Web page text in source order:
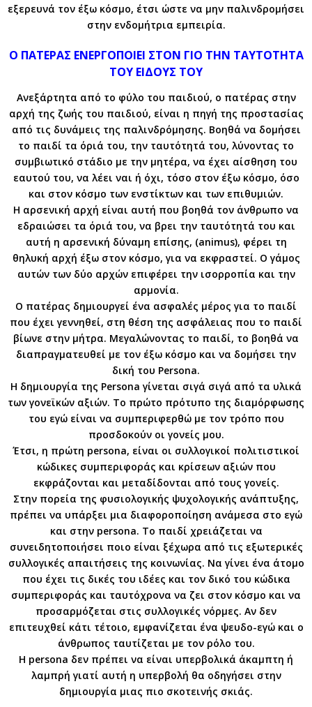
εξερευνά τον έξω κόσμο, έτσι ώστε να μην παλινδρομήσει
στην ενδομήτρια εμπειρία.
Ο ΠΑΤΕΡΑΣ ΕΝΕΡΓΟΠΟΙΕΙ ΣΤΟΝ ΓΙΟ ΤΗΝ ΤΑΥΤΟΤΗΤΑ
ΤΟΥ ΕΙΔΟΥΣ ΤΟΥ
Ανεξάρτητα από το φύλο του παιδιού, ο πατέρας στην
αρχή της ζωής του παιδιού, είναι η πηγή της προστασίας
από τις δυνάμεις της παλινδρόμησης. Βοηθά να δομήσει
το παιδί τα όριά του, την ταυτότητά του, λύνοντας το
συμβιωτικό στάδιο με την μητέρα, να έχει αίσθηση του
εαυτού του, να λέει ναι ή όχι, τόσο στον έξω κόσμο, όσο
και στον κόσμο των ενστίκτων και των επιθυμιών.
Η αρσενική αρχή είναι αυτή που βοηθά τον άνθρωπο να
εδραιώσει τα όριά του, να βρει την ταυτότητά του και
αυτή η αρσενική δύναμη επίσης, (animus), φέρει τη
θηλυκή αρχή έξω στον κόσμο, για να εκφραστεί. Ο γάμος
αυτών των δύο αρχών επιφέρει την ισορροπία και την
αρμονία.
Ο πατέρας δημιουργεί ένα ασφαλές μέρος για το παιδί
που έχει γεννηθεί, στη θέση της ασφάλειας που το παιδί
βίωνε στην μήτρα. Μεγαλώνοντας το παιδί, το βοηθά να
διαπραγματευθεί με τον έξω κόσμο και να δομήσει την
δική του Persona.
Η δημιουργία της Persona γίνεται σιγά σιγά από τα υλικά
των γονεϊκών αξιών. Το πρώτο πρότυπο της διαμόρφωσης
του εγώ είναι να συμπεριφερθώ με τον τρόπο που
προσδοκούν οι γονείς μου.
Έτσι, η πρώτη persona, είναι οι συλλογικοί πολιτιστικοί
κώδικες συμπεριφοράς και κρίσεων αξιών που
εκφράζονται και μεταδίδονται από τους γονείς.
Στην πορεία της φυσιολογικής ψυχολογικής ανάπτυξης,
πρέπει να υπάρξει μια διαφοροποίηση ανάμεσα στο εγώ
και στην persona. Το παιδί χρειάζεται να
συνειδητοποιήσει ποιο είναι ξέχωρα από τις εξωτερικές
συλλογικές απαιτήσεις της κοινωνίας. Να γίνει ένα άτομο
που έχει τις δικές του ιδέες και τον δικό του κώδικα
συμπεριφοράς και ταυτόχρονα να ζει στον κόσμο και να
προσαρμόζεται στις συλλογικές νόρμες. Αν δεν
επιτευχθεί κάτι τέτοιο, εμφανίζεται ένα ψευδο-εγώ και ο
άνθρωπος ταυτίζεται με τον ρόλο του.
Η persona δεν πρέπει να είναι υπερβολικά άκαμπτη ή
λαμπρή γιατί αυτή η υπερβολή θα οδηγήσει στην
δημιουργία μιας πιο σκοτεινής σκιάς.